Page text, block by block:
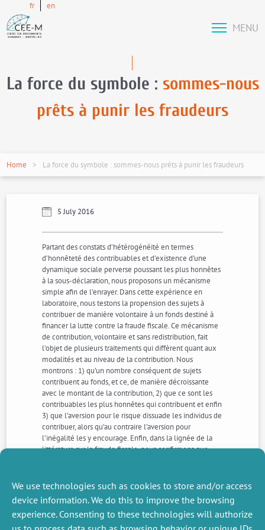
We use technologies such as cookies to store and/or access
device information. We do this to improve the browsing
experience. Consenting to these technologies will authorize
fr en
MENU
La force du symbole : sommes-nous
prêts à punir les fraudeurs
Home La force du symbole : sommes-nous prêts à punir les fraudeurs
5 July 2016
Partant des constats d’hétérogénéité en termes
d’honnêteté des contribuables et d’existence d’une
dynamique sociale perverse poussant les plus honnêtes
à la sous-déclaration, nous proposons un mécanisme
simple afin de l’enrayer. Dans cette expérience en
laboratoire, nous testons la propension des sujets à
contribuer de manière volontaire à un fonds destiné à
financer la lutte contre la fraude fiscale. Ce mécanisme
de contribution, volontaire et sans redistribution, fait
l’objet de plusieurs traitements qui diffèrent quant aux
modalités et au niveau de la contribution. Nous
montrons : 1) qu’un nombre conséquent de sujets
contribuent au fonds, et ce, de manière décroissante
avec le montant de la contribution, 2) que ce sont les
contribuables les plus honnêtes qui contribuent et enfin
3) que l’aversion pour le risque dissuade les individus de
contribuer, alors qu’au contraire l’aversion pour
l’inégalité les y encourage. Enfin, dans la lignée de la
littérature sur la fraude fiscale, nous confirmons que
collective au fonds est suffisante, réduit la fraude dans
ces groupes.